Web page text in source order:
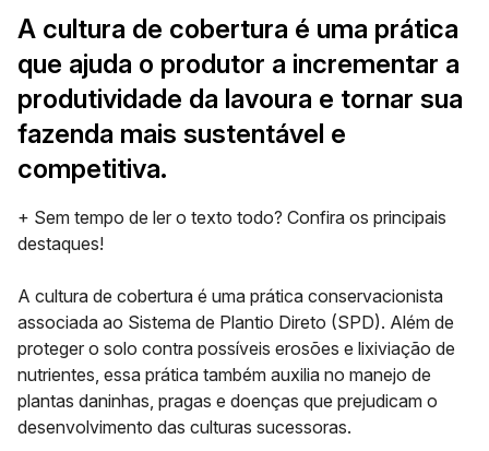
A cultura de cobertura é uma prática
que ajuda o produtor a incrementar a
produtividade da lavoura e tornar sua
fazenda mais sustentável e
competitiva.
+ Sem tempo de ler o texto todo? Confira os principais
destaques!
A cultura de cobertura é uma prática conservacionista
associada ao Sistema de Plantio Direto (SPD). Além de
proteger o solo contra possíveis erosões e lixiviação de
nutrientes, essa prática também auxilia no manejo de
plantas daninhas, pragas e doenças que prejudicam o
desenvolvimento das culturas sucessoras.